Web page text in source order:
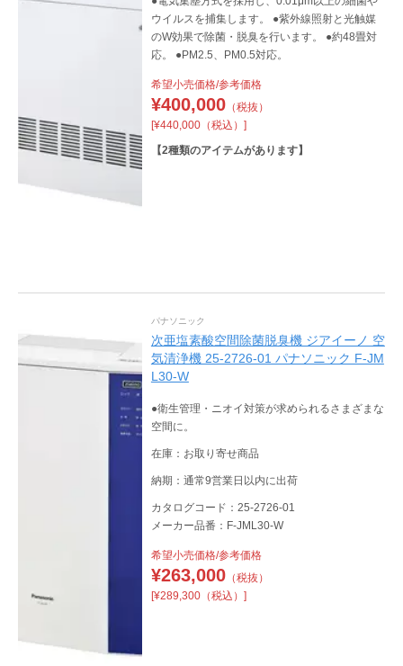
ウイルスを捕集します。 ●紫外線照射と光触媒
のW効果で除菌・脱臭を行います。 ●約48畳対
応。 ●PM2.5、PM0.5対応。
希望小売価格/参考価格
¥400,000（税抜）
[¥440,000（税込）]
【2種類のアイテムがあります】
パナソニック
次亜塩素酸空間除菌脱臭機 ジアイーノ 空
気清浄機 25-2726-01 パナソニック F-JM
L30-W
●衛生管理・ニオイ対策が求められるさまざまな
空間に。
在庫：お取り寄せ商品
納期：通常9営業日以内に出荷
カタログコード：25-2726-01
メーカー品番：F-JML30-W
希望小売価格/参考価格
¥263,000（税抜）
[¥289,300（税込）]